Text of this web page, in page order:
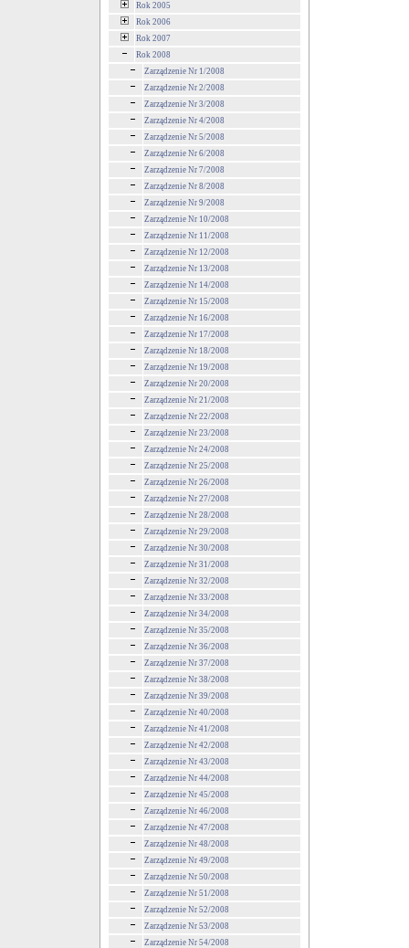
Rok 2005
Rok 2006
Rok 2007
Rok 2008
Zarządzenie Nr 1/2008
Zarządzenie Nr 2/2008
Zarządzenie Nr 3/2008
Zarządzenie Nr 4/2008
Zarządzenie Nr 5/2008
Zarządzenie Nr 6/2008
Zarządzenie Nr 7/2008
Zarządzenie Nr 8/2008
Zarządzenie Nr 9/2008
Zarządzenie Nr 10/2008
Zarządzenie Nr 11/2008
Zarządzenie Nr 12/2008
Zarządzenie Nr 13/2008
Zarządzenie Nr 14/2008
Zarządzenie Nr 15/2008
Zarządzenie Nr 16/2008
Zarządzenie Nr 17/2008
Zarządzenie Nr 18/2008
Zarządzenie Nr 19/2008
Zarządzenie Nr 20/2008
Zarządzenie Nr 21/2008
Zarządzenie Nr 22/2008
Zarządzenie Nr 23/2008
Zarządzenie Nr 24/2008
Zarządzenie Nr 25/2008
Zarządzenie Nr 26/2008
Zarządzenie Nr 27/2008
Zarządzenie Nr 28/2008
Zarządzenie Nr 29/2008
Zarządzenie Nr 30/2008
Zarządzenie Nr 31/2008
Zarządzenie Nr 32/2008
Zarządzenie Nr 33/2008
Zarządzenie Nr 34/2008
Zarządzenie Nr 35/2008
Zarządzenie Nr 36/2008
Zarządzenie Nr 37/2008
Zarządzenie Nr 38/2008
Zarządzenie Nr 39/2008
Zarządzenie Nr 40/2008
Zarządzenie Nr 41/2008
Zarządzenie Nr 42/2008
Zarządzenie Nr 43/2008
Zarządzenie Nr 44/2008
Zarządzenie Nr 45/2008
Zarządzenie Nr 46/2008
Zarządzenie Nr 47/2008
Zarządzenie Nr 48/2008
Zarządzenie Nr 49/2008
Zarządzenie Nr 50/2008
Zarządzenie Nr 51/2008
Zarządzenie Nr 52/2008
Zarządzenie Nr 53/2008
Zarządzenie Nr 54/2008